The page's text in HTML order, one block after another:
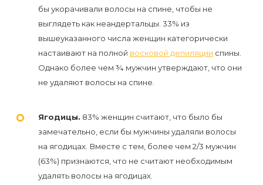
перед
визитом
косметологу?
по
кожей
бы укорачивали волосы на спине, чтобы не
выглядеть как неандертальцы. 33% из
вышеуказанного числа женщин категорически
настаивают на полной восковой депиляции спины.
Однако более чем ¾ мужчин утверждают, что они
не удаляют волосы на спине.
Ягодицы. 83% женщин считают, что было бы
замечательно, если бы мужчины удаляли волосы
на ягодицах. Вместе с тем, более чем 2/3 мужчин
(63%) признаются, что не считают необходимым
удалять волосы на ягодицах.